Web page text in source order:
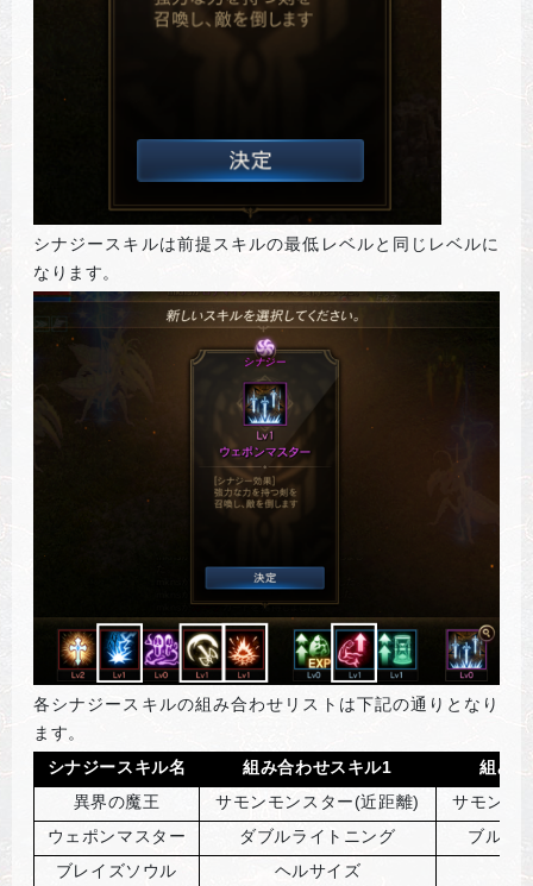
シナジースキルは前提スキルの最低レベルと同じレベルに
なります。
各シナジースキルの組み合わせリストは下記の通りとなり
ます。
シナジースキル名
組み合わせスキル1
組み
異界の魔王
サモンモンスター(近距離)
サモンモ
ウェポンマスター
ダブルライトニング
ブルー
ブレイズソウル
ヘルサイズ